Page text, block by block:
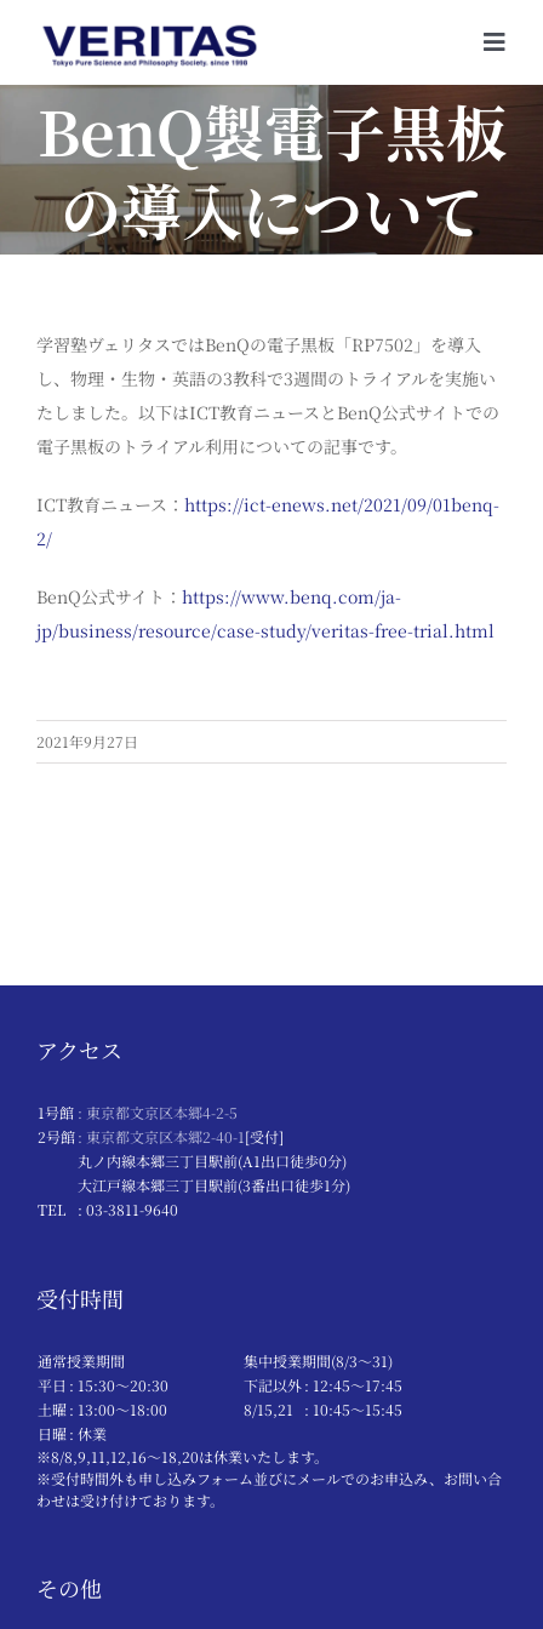
content
BenQ製電子黒板
の導入について
学習塾ヴェリタスではBenQの電子黒板「RP7502」を導入
し、物理・生物・英語の3教科で3週間のトライアルを実施い
たしました。以下はICT教育ニュースとBenQ公式サイトでの
電子黒板のトライアル利用についての記事です。
ICT教育ニュース： https://ict-enews.net/2021/09/01benq-
2/
BenQ公式サイト： https://www.benq.com/ja-
jp/business/resource/case-study/veritas-free-trial.html
2021年9月27日
アクセス
1号館 : 東京都文京区本郷4-2-5
2号館: 東京都文京区本郷2-40-1[受付]
丸ノ内線本郷三丁目駅前(A1出口徒歩0分)
大江戸線本郷三丁目駅前(3番出口徒歩1分)
TEL
: 03-3811-9640
受付時間
通常授業期間
集中授業期間(8/3～31)
平日 : 15:30〜20:30 下記以外: 12:45〜17:45
土曜: 13:00〜18:00 8/15,21
: 10:45〜15:45
日曜: 休業
※8/8,9,11,12,16～18,20は休業いたします。
※受付時間外も申し込みフォーム並びにメールでのお申込み、お問い合
わせは受け付けております。
その他